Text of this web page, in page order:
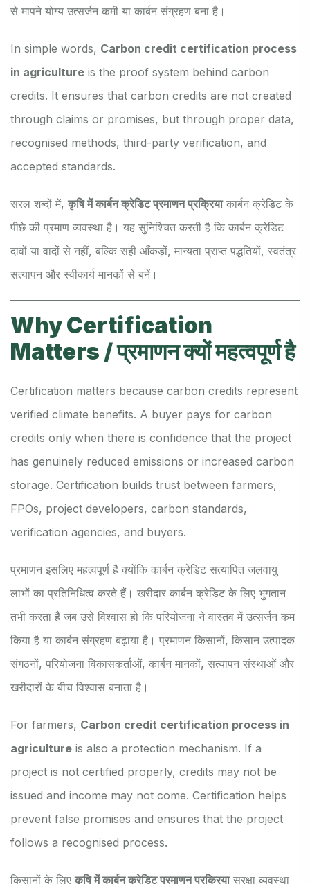
से मापने योग्य उत्सर्जन कमी या कार्बन संग्रहण बना है।
In simple words, Carbon credit certification process
in agriculture is the proof system behind carbon
credits. It ensures that carbon credits are not created
through claims or promises, but through proper data,
recognised methods, third-party verification, and
accepted standards.
सरल शब्दों में, कृषि में कार्बन क्रेडिट प्रमाणन प्रक्रियाकार्बन क्रेडिट के
पीछे की प्रमाण व्यवस्था है। यह सुनिश्चित करती है कि कार्बन क्रेडिट
दावों या वादों से नहीं, बल्कि सही आँकड़ों, मान्यता प्राप्त पद्धतियों, स्वतंत्र
सत्यापन और स्वीकार्य मानकों से बनें।
Why Certification
Matters / प्रमाणन क्यों महत्वपूर्ण है
Certification matters because carbon credits represent
verified climate benefits. A buyer pays for carbon
credits only when there is confidence that the project
has genuinely reduced emissions or increased carbon
storage. Certification builds trust between farmers,
FPOs, project developers, carbon standards,
verification agencies, and buyers.
प्रमाणन इसलिए महत्वपूर्ण है क्योंकि कार्बन क्रेडिट सत्यापित जलवायु
लाभों का प्रतिनिधित्व करते हैं। खरीदार कार्बन क्रेडिट के लिए भुगतान
तभी करता है जब उसे विश्वास हो कि परियोजना ने वास्तव में उत्सर्जन कम
किया है या कार्बन संग्रहण बढ़ाया है। प्रमाणन किसानों, किसान उत्पादक
संगठनों, परियोजना विकासकर्ताओं, कार्बन मानकों, सत्यापन संस्थाओं और
खरीदारों के बीच विश्वास बनाता है।
For farmers, Carbon credit certification process in
agriculture is also a protection mechanism. If a
project is not certified properly, credits may not be
issued and income may not come. Certification helps
prevent false promises and ensures that the project
follows a recognised process.
किसानों के लिए कृषि में कार्बन क्रेडिट प्रमाणन प्रक्रियासुरक्षा व्यवस्था